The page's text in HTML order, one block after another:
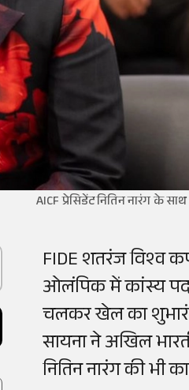
AICF प्रेसिडेंट नितिन नारंग के
FIDE शतरंज विश्व
ओलंपिक में कांस्य
चलकर खेल का शुभारंभ
सायना ने अखिल
नितिन नारंग की भी